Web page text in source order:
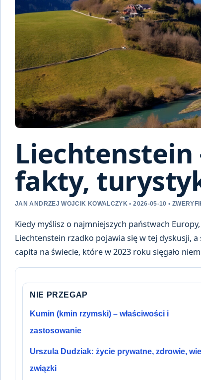
Liechtenstein
fakty,
JAN ANDRZEJ WOJCIK KOWALCZYK • 2026-05-10 •
Kiedy myślisz o najmniejszych państwach
Liechtenstein rzadko pojawia się w tej dyskusji,
capita na świecie, które w 2023 roku sięgało
NIE PRZEGAP
Kumin (kmin rzymski) – właściwości i
zastosowanie
Urszula Dudziak: życie prywatne, zdrowie,
związki